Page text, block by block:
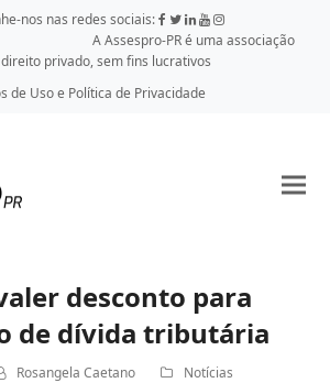
nos nas redes sociais:
A Assespro-PR é uma associação
privado, sem fins lucrativos
de Uso e Política de Privacidade
desconto para
de dívida tributária
Rosangela Caetano
Notícias